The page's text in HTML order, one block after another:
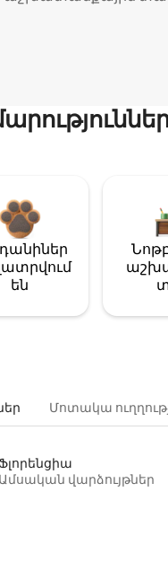
են
Մոտակա
Ամսական վարձույթներ